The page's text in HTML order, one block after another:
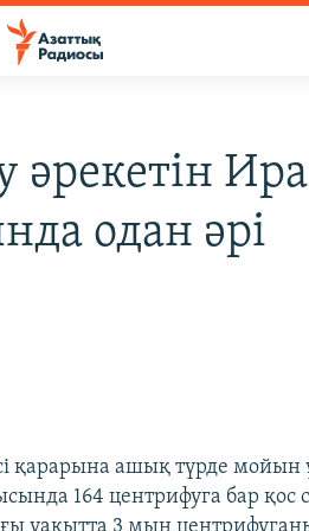
одан әрі
қарарына ашық түрде мойын
164 центрифуга бар